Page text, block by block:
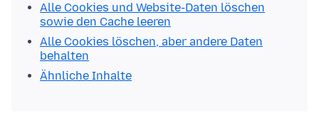
Alle Cookies und Website-Daten löschen
sowie den Cache leeren
Alle Cookies löschen, aber andere Daten
behalten
Ähnliche Inhalte